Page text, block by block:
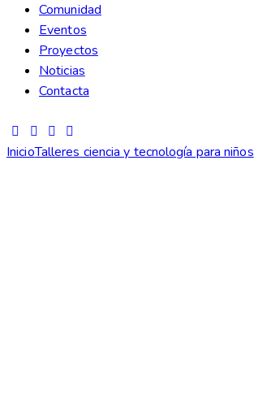
Comunidad
Eventos
Proyectos
Noticias
Contacta
InicioTalleres ciencia y tecnología para niños